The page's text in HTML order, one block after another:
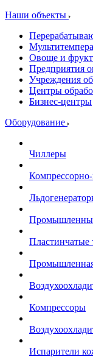
Наши объекты
Овоще и
Предприятия
Учреждения
Центры
Бизнес-центры
Оборудование
Чиллеры
Пластинчатые
Компрессоры
Испарители